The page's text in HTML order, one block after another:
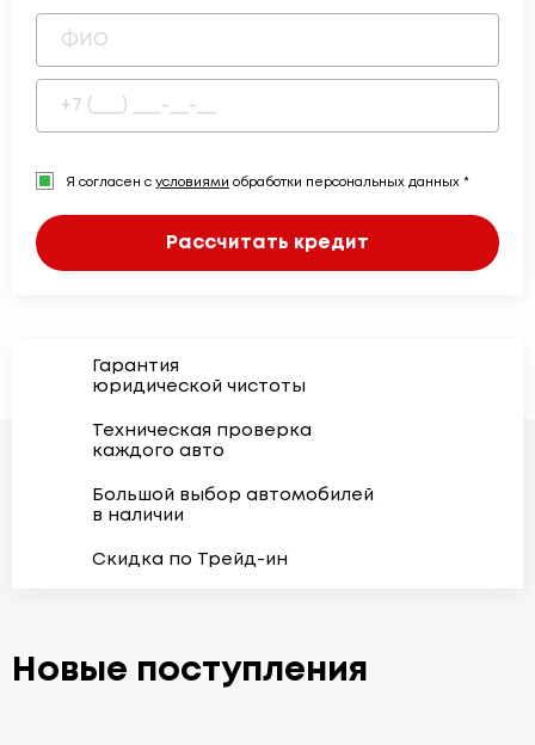
Я согласен с условиями обработки персональных данных *
Рассчитать кредит
Гарантия
юридической чистоты
Техническая проверка
каждого авто
Большой выбор автомобилей
в наличии
Скидка по Трейд-ин
Новые поступления